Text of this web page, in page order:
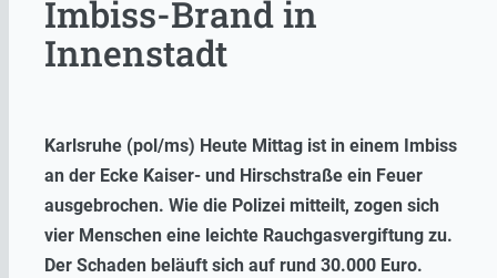
Imbiss-Brand in
Innenstadt
Karlsruhe (pol/ms) Heute Mittag ist in einem Imbiss
an der Ecke Kaiser- und Hirschstraße ein Feuer
ausgebrochen. Wie die Polizei mitteilt, zogen sich
vier Menschen eine leichte Rauchgasvergiftung zu.
Der Schaden beläuft sich auf rund 30.000 Euro.